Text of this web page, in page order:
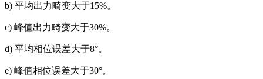
b) 平均出力畸变大于15%。
c) 峰值出力畸变大于30%。
d) 平均相位误差大于8°。
e) 峰值相位误差大于30°。